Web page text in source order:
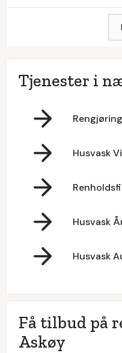
Tjenester i
Husvask
Husvask
Husvask
Få tilbud på
Askøy